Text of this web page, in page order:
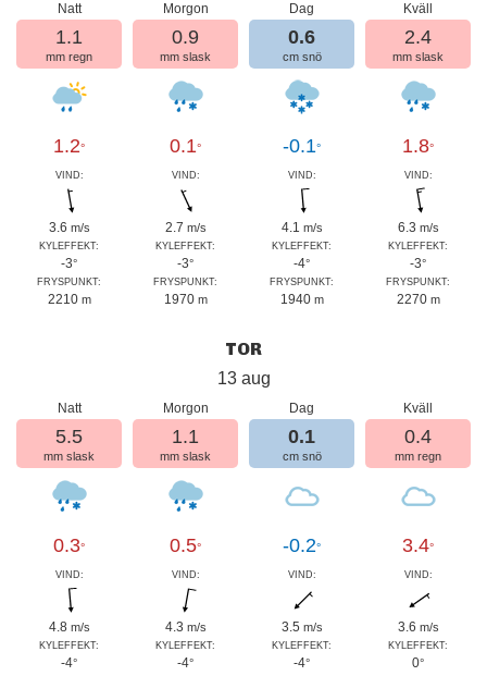
Natt
1.1
mm regn
1.2°
VIND:
3.6 m/s
KYLEFFEKT:
-3°
FRYSPUNKT:
2210 m
Morgon
0.9
mm slask
0.1°
VIND:
2.7 m/s
KYLEFFEKT:
-3°
FRYSPUNKT:
1970 m
Dag
0.6
cm snö
-0.1°
VIND:
4.1 m/s
KYLEFFEKT:
-4°
FRYSPUNKT:
1940 m
Kväll
2.4
mm slask
1.8°
VIND:
6.3 m/s
KYLEFFEKT:
-3°
FRYSPUNKT:
2270 m
TOR
13 aug
Natt
5.5
mm slask
0.3°
VIND:
4.8 m/s
KYLEFFEKT:
-4°
Morgon
1.1
mm slask
0.5°
VIND:
4.3 m/s
KYLEFFEKT:
-4°
Dag
0.1
cm snö
-0.2°
VIND:
3.5 m/s
KYLEFFEKT:
-4°
Kväll
0.4
mm regn
3.4°
VIND:
3.6 m/s
KYLEFFEKT:
0°